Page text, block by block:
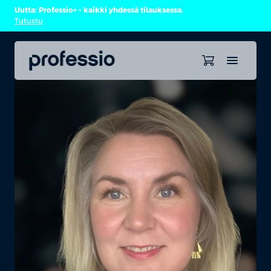
Uutta: Professio+ – kaikki yhdessä tilauksessa.
Tutustu